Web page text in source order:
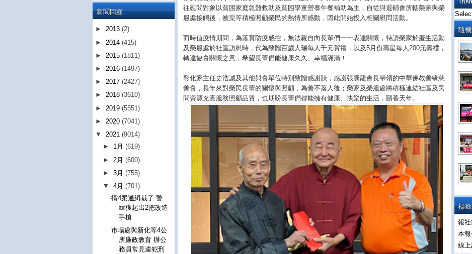
隨
標籤
報
本
線
往慰問對象以貧困家庭急難救助及貧困學童營養午餐補助為主，自從與退輔會所轄榮家與榮
服處接觸後，被渠等積極照顧榮民的熱情所感動，因此開始投入相關慰問活動。
而時值疫情期間，為落實防疫感控，無法親自向長輩們一一表達關懷，特請榮家於慶生活動
及榮服處於社區訪慰時，代為致贈百歲人瑞每人千元賀禮，以及5月份壽星每人200元壽禮，
轉達協會關懷之意，希望長輩們能健康久久、幸福滿滿！
彰化家主任史浩誠及其他與會單位特別致贈感謝狀，感謝張騰龍會長帶領的中華佛教善緣慈
善會，長年來對榮民長輩的關懷與照顧，為善不落人後；榮家及榮服處將積極連結社區及民
間資源充實服務照顧品質，也期盼長輩們都能擁有健康、快樂的生活，頤養天年。
新聞回顧
► 2013 (2)
► 2014 (415)
► 2015 (1811)
► 2016 (1497)
► 2017 (2427)
► 2018 (3610)
► 2019 (5551)
► 2020 (7041)
▼ 2021 (9014)
► 1月(619)
► 2月(600)
►3月(755)
▼4月(701)
揹4案通緝栽了 警
緝獲起出2把改造
手槍
市場處與新化等4公
所廉政教育 辦公
務員常見違犯刑